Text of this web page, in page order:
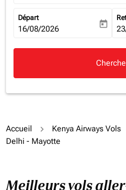
Départ
fc-booking-departure-date-
16/08/2026 today
Accueil Kenya Airways Vols
Delhi - Mayotte
Meilleurs vols